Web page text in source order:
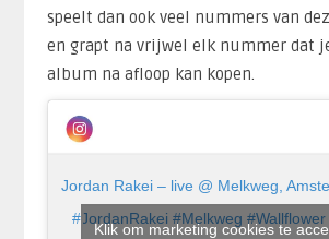
speelt dan ook veel nummers van
en grapt na vrijwel elk nummer dat
album na afloop kan kopen.
Jordan Rakei – live @ Melkweg,
#JordanRakei #Melkweg
Klik om marketing cookies te